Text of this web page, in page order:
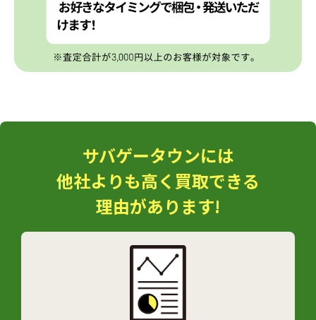
サバゲータウンには
他社よりも高く買取できる
理由があります!